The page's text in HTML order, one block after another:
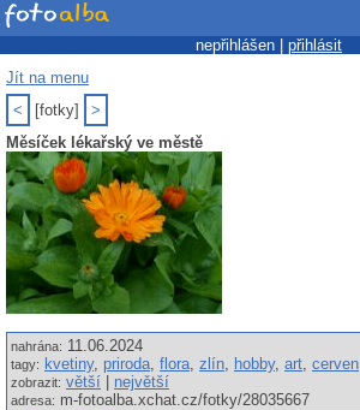
nepřihlášen | přihlásit
Jít na menu
<
[fotky]
>
Měsíček lékařský ve městě
nahrána: 11.06.2024
tagy: kvetiny, priroda, flora, zlín, hobby, art, cerven
zobrazit: větší největší
adresa: m-fotoalba.xchat.cz/fotky/28035667